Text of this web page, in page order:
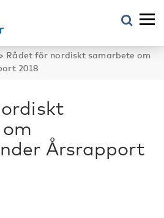
> Rådet för nordiskt samarbete om
2018
Årsrapport